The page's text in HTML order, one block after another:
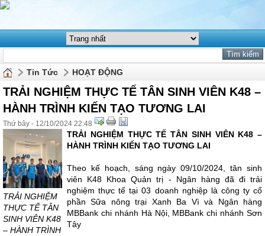
Tin Tức HOẠT ĐỘNG
TRẢI NGHIỆM THỰC TẾ TÂN SINH VIÊN K48 –
HÀNH TRÌNH KIẾN TẠO TƯƠNG LAI
Thứ bảy - 12/10/2024 22:48
TRẢI NGHIỆM
THỰC TẾ TÂN
SINH VIÊN K48
– HÀNH TRÌNH
TRẢI NGHIỆM THỰC TẾ TÂN SINH VIÊN K48 –
HÀNH TRÌNH KIẾN TẠO TƯƠNG LAI
Theo kế hoạch, sáng ngày 09/10/2024, tân sinh
viên K48 Khoa Quản trị - Ngân hàng đã đi trải
nghiệm thực tế tại 03 doanh nghiệp là công ty cổ
phần Sữa nông trại Xanh Ba Vì và Ngân hàng
MBBank chi nhánh Hà Nội, MBBank chi nhánh Sơn
Tây